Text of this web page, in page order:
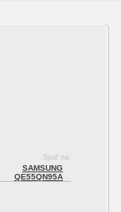
Spať na:
SAMSUNG
QE55QN95A